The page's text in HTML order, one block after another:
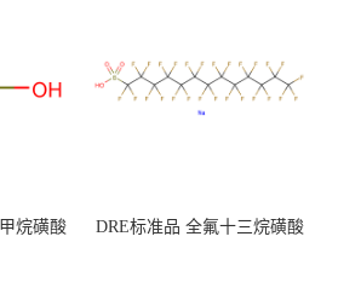
）
烷磺酸
DRE标准品 全氟十三烷磺酸